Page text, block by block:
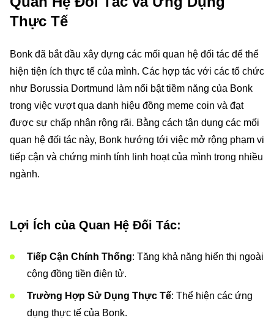
Thực Tế
Bonk đã bắt đầu xây dựng các mối quan hệ đối tác để thể
hiện tiện ích thực tế của mình. Các hợp tác với các tổ chức
như Borussia Dortmund làm nổi bật tiềm năng của Bonk
trong việc vượt qua danh hiệu đồng meme coin và đạt
được sự chấp nhận rộng rãi. Bằng cách tận dụng các mối
quan hệ đối tác này, Bonk hướng tới việc mở rộng phạm vi
tiếp cận và chứng minh tính linh hoạt của mình trong nhiều
ngành.
Lợi Ích của Quan Hệ Đối Tác:
Tiếp Cận Chính Thống: Tăng khả năng hiển thị ngoài
cộng đồng tiền điện tử.
Trường Hợp Sử Dụng Thực Tế: Thể hiện các ứng
dụng thực tế của Bonk.